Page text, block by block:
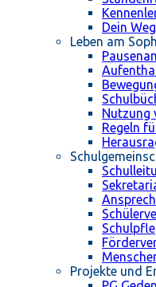
Dein
Leben am
Nutzung
Regeln
Projekte und